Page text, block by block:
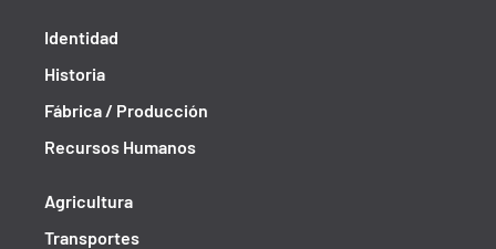
Identidad
Historia
Fábrica / Producción
Recursos Humanos
Agricultura
Transportes